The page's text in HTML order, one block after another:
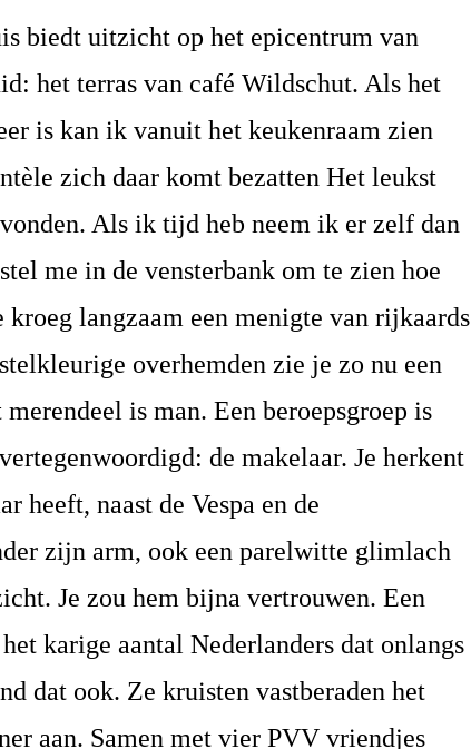
biedt uitzicht op het epicentrum van
het terras van café Wildschut. Als het
is kan ik vanuit het keukenraam zien
zich daar komt bezatten Het leukst
Als ik tijd heb neem ik er zelf dan
me in de vensterbank om te zien hoe
kroeg langzaam een menigte van rijkaards
overhemden zie je zo nu een
is man. Een beroepsgroep is
de makelaar. Je herkent
heeft, naast de Vespa en de
zijn arm, ook een parelwitte glimlach
Je zou hem bijna vertrouwen. Een
karige aantal Nederlanders dat onlangs
dat ook. Ze kruisten vastberaden het
aan. Samen met vier PVV vriendjes